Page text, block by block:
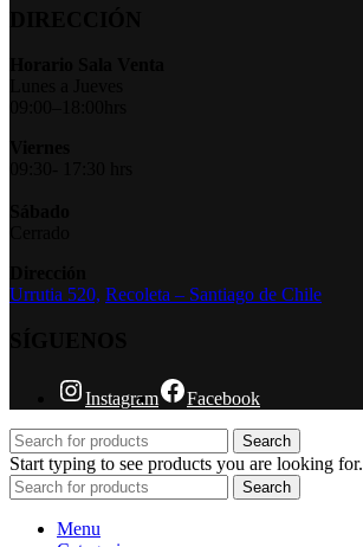
Urrutia 520, Recoleta – Santiago de Chile
Instagram Facebook
Search
Start typing to see products you are looking for.
Search
Menu